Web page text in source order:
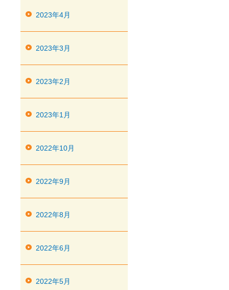
2023年4月
2023年3月
2023年2月
2023年1月
2022年10月
2022年9月
2022年8月
2022年6月
2022年5月